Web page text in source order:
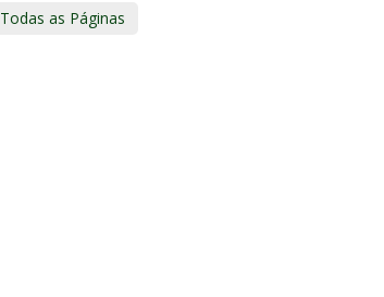
Todas as Páginas